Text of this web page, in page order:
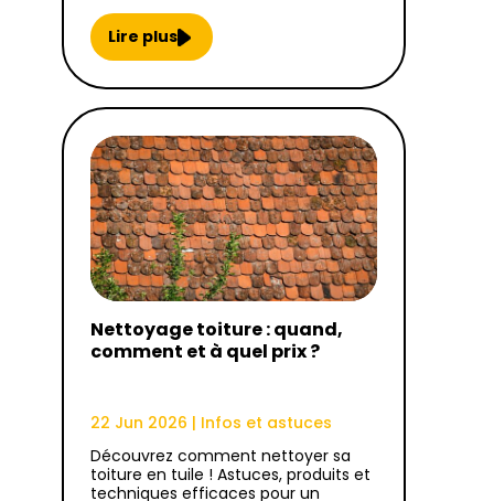
Lire plus
Nettoyage toiture : quand,
comment et à quel prix ?
22 Jun 2026 | Infos et astuces
Découvrez comment nettoyer sa
toiture en tuile ! Astuces, produits et
techniques efficaces pour un